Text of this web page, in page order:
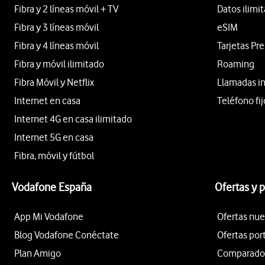
Fibra y 2 líneas móvil + TV
Fibra y 3 líneas móvil
Fibra y 4 líneas móvil
Fibra y móvil ilimitado
Fibra Móvil y Netflix
Internet en casa
Internet 4G en casa ilimitado
Internet 5G en casa
Fibra, móvil y fútbol
Datos
eSIM
Tarjetas
Roaming
Llamadas
Teléfono
Vodafone España
App Mi Vodafone
Blog Vodafone Conéctate
Plan Amigo
Ofertas y
Ofertas
Ofertas